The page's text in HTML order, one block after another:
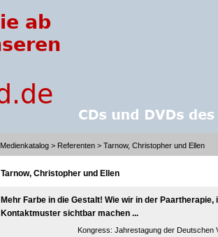
Medienkatalog > Referenten > Tarnow, Christopher und Ellen
Tarnow, Christopher und Ellen
Mehr Farbe in die Gestalt! Wie wir in der Paartherapie,
Kontaktmuster sichtbar machen ...
Kongress: Jahrestagung der Deutschen